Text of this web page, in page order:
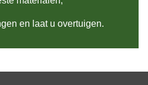
en laat u overtuigen.